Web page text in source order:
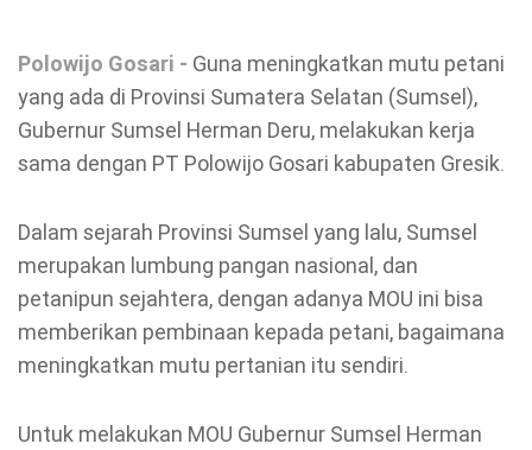
Polowijo Gosari - Guna meningkatkan mutu petani
yang ada di Provinsi Sumatera Selatan (Sumsel),
Gubernur Sumsel Herman Deru, melakukan kerja
sama dengan PT Polowijo Gosari kabupaten Gresik.
Dalam sejarah Provinsi Sumsel yang lalu, Sumsel
merupakan lumbung pangan nasional, dan
petanipun sejahtera, dengan adanya MOU ini bisa
memberikan pembinaan kepada petani, bagaimana
meningkatkan mutu pertanian itu sendiri.
Untuk melakukan MOU Gubernur Sumsel Herman